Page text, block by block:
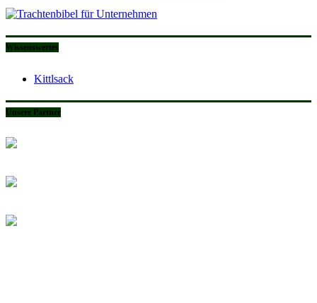
Wissenswertes
Kittlsack
Unsere Partner